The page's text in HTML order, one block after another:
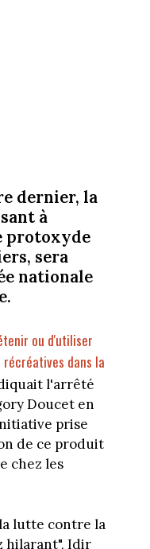
dernier, la
à
protoxyde
sera
nationale
ou d'utiliser
dans la
l'arrêté
Doucet en
prise
de ce produit
chez les
lutte contre la
hilarant", Idir